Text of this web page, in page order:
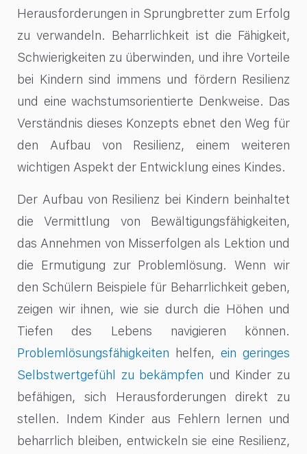
Herausforderungen in Sprungbretter zum Erfolg
zu verwandeln. Beharrlichkeit ist die Fähigkeit,
Schwierigkeiten zu überwinden, und ihre Vorteile
bei Kindern sind immens und fördern Resilienz
und eine wachstumsorientierte Denkweise. Das
Verständnis dieses Konzepts ebnet den Weg für
den Aufbau von Resilienz, einem weiteren
wichtigen Aspekt der Entwicklung eines Kindes.
Der Aufbau von Resilienz bei Kindern beinhaltet
die Vermittlung von Bewältigungsfähigkeiten,
das Annehmen von Misserfolgen als Lektion und
die Ermutigung zur Problemlösung. Wenn wir
den Schülern Beispiele für Beharrlichkeit geben,
zeigen wir ihnen, wie sie durch die Höhen und
Tiefen des Lebens navigieren können.
Problemlösungsfähigkeiten helfen, ein geringes
Selbstwertgefühl zu bekämpfen und Kinder zu
befähigen, sich Herausforderungen direkt zu
stellen. Indem Kinder aus Fehlern lernen und
beharrlich bleiben, entwickeln sie eine Resilienz,